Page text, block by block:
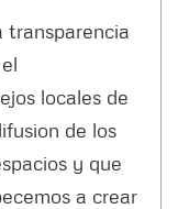
transparencia
locales de
de los
y que
a crear